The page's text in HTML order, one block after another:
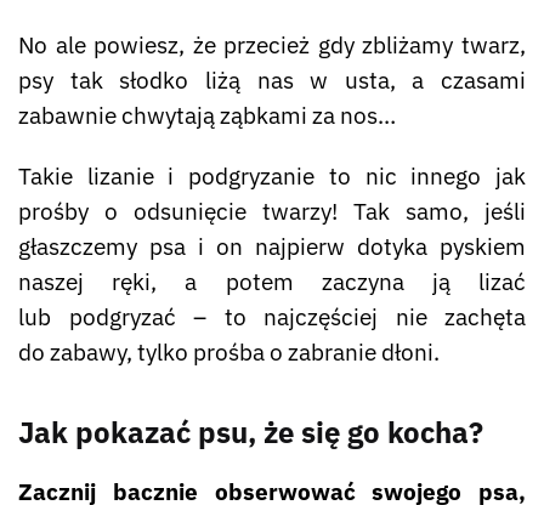
No ale powiesz, że przecież gdy zbliżamy twarz,
psy tak słodko liżą nas w usta, a czasami
zabawnie chwytają ząbkami za nos…
Takie lizanie i podgryzanie to nic innego jak
prośby o odsunięcie twarzy! Tak samo, jeśli
głaszczemy psa i on najpierw dotyka pyskiem
naszej ręki, a potem zaczyna ją lizać
lub podgryzać – to najczęściej nie zachęta
do zabawy, tylko prośba o zabranie dłoni.
Jak pokazać psu, że się go kocha?
Zacznij bacznie obserwować swojego psa,